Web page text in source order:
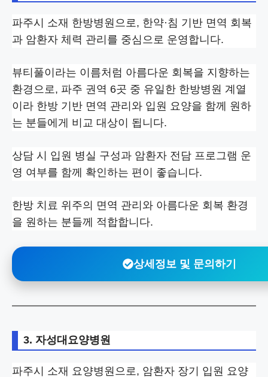
파주시 소재 한방병원으로, 한약·침 기반 면역 회복
과 암환자 체력 관리를 중심으로 운영합니다.
뷰티풀이라는 이름처럼 아름다운 회복을 지향하는
환경으로, 파주 권역 6곳 중 유일한 한방병원 계열
이라 한방 기반 면역 관리와 입원 요양을 함께 원하
는 분들에게 비교 대상이 됩니다.
상담 시 입원 병실 구성과 암환자 전담 프로그램 운
영 여부를 함께 확인하는 편이 좋습니다.
한방 치료 위주의 면역 관리와 아름다운 회복 환경
을 원하는 분들께 적합합니다.
상세정보 및 문의하기
3. 자성대요양병원
파주시 소재 요양병원으로, 암환자 장기 입원 요양